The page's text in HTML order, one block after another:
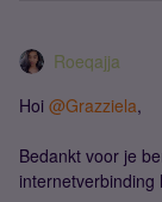
Roeqajja
Hoi @Grazziela,
Bedankt voor je
internetverbinding